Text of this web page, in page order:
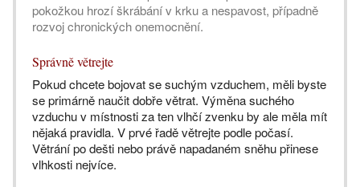
pokožkou hrozí škrábání v krku a nespavost, případně
rozvoj chronických onemocnění.
Správně větrejte
Pokud chcete bojovat se suchým vzduchem, měli byste
se primárně naučit dobře větrat. Výměna suchého
vzduchu v místnosti za ten vlhčí zvenku by ale měla mít
nějaká pravidla. V prvé řadě větrejte podle počasí.
Větrání po dešti nebo právě napadaném sněhu přinese
vlhkosti nejvíce.